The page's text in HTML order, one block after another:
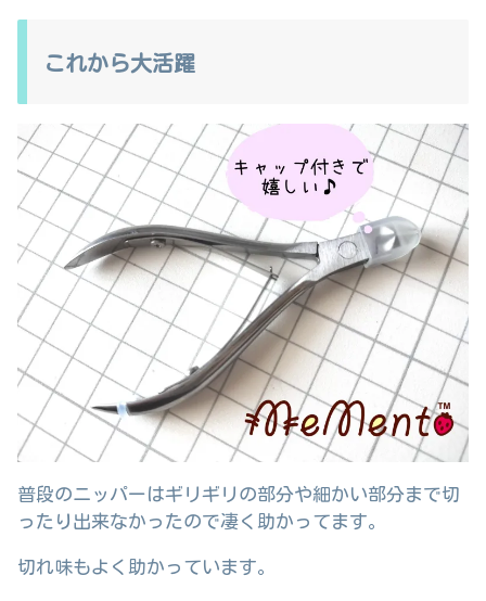
これから大活躍
普段のニッパーはギリギリの部分や細かい部分まで切
ったり出来なかったので凄く助かってます。
切れ味もよく助かっています。